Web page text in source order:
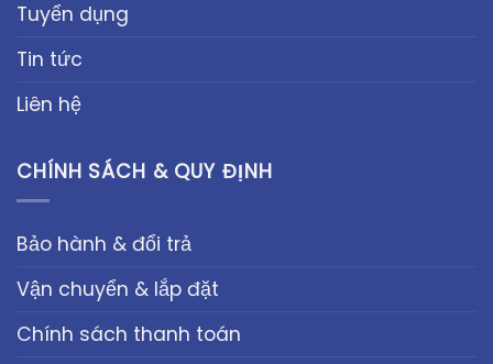
Tuyển dụng
Tin tức
Liên hệ
CHÍNH SÁCH & QUY ĐỊNH
Bảo hành & đổi trả
Vận chuyển & lắp đặt
Chính sách thanh toán